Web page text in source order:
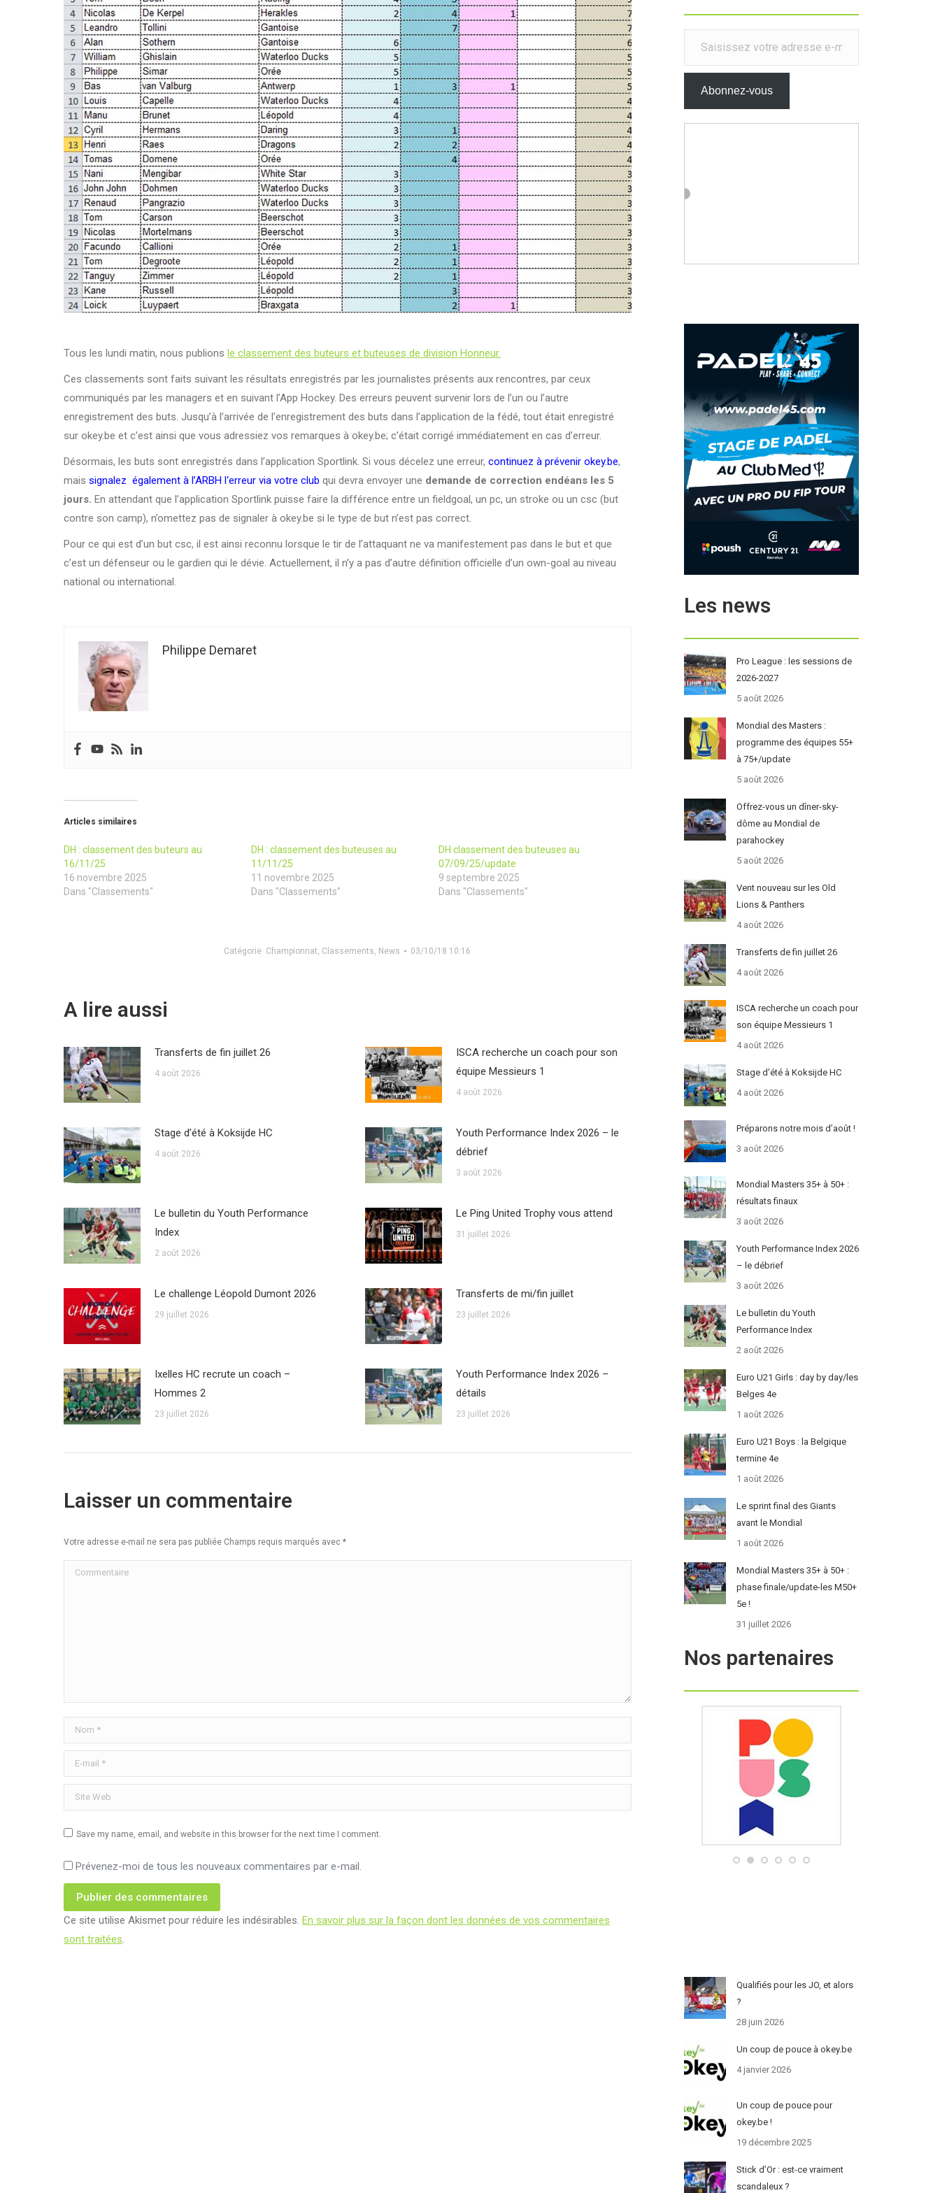
Tous les lundi matin, nous publions le classement des buteurs et buteuses de division Honneur.
Ces classements sont faits suivant les résultats enregistrés par les journalistes présents aux rencontres, par ceux
communiqués par les managers et en suivant l’App Hockey. Des erreurs peuvent survenir lors de l’un ou l’autre
enregistrement des buts. Jusqu’à l’arrivée de l’enregistrement des buts dans l’application de la fédé, tout était enregistré
sur okey.be et c’est ainsi que vous adressiez vos remarques à okey.be; c’était corrigé immédiatement en cas d’erreur.
Désormais, les buts sont enregistrés dans l’application Sportlink. Si vous décelez une erreur, continuez à prévenir okey.be,
mais signalez également à l’ARBH l‘erreur via votre club qui devra envoyer une demande de correction endéans les 5
jours. En attendant que l’application Sportlink puisse faire la différence entre un fieldgoal, un pc, un stroke ou un csc (but
contre son camp), n’omettez pas de signaler à okey.be si le type de but n’est pas correct.
Pour ce qui est d’un but csc, il est ainsi reconnu lorsque le tir de l’attaquant ne va manifestement pas dans le but et que
c’est un défenseur ou le gardien qui le dévie. Actuellement, il n’y a pas d’autre définition officielle d’un own-goal au niveau
national ou international.
Philippe Demaret
Articles similaires
DH : classement des buteurs au
16/11/25
16 novembre 2025
Dans "Classements"
DH : classement des buteuses au
11/11/25
11 novembre 2025
Dans "Classements"
DH classement des buteuses au
07/09/25/update
9 septembre 2025
Dans "Classements"
Catégorie Championnat, Classements, News 03/10/18 10:16
A lire aussi
Transferts de fin juillet 26
4 août 2026
ISCA recherche un coach pour son
équipe Messieurs 1
4 août 2026
Stage d’été à Koksijde HC
4 août 2026
Youth Performance Index 2026 – le
débrief
3 août 2026
Le bulletin du Youth Performance
Index
2 août 2026
Le Ping United Trophy vous attend
31 juillet 2026
Le challenge Léopold Dumont 2026
29 juillet 2026
Transferts de mi/fin juillet
23 juillet 2026
Ixelles HC recrute un coach –
Hommes 2
23 juillet 2026
Youth Performance Index 2026 –
détails
23 juillet 2026
Laisser un commentaire
Votre adresse e-mail ne sera pas publiée Champs requis marqués avec *
Commentaire
Nom *
E-mail *
Site Web
Save my name, email, and website in this browser for the next time I comment.
Prévenez-moi de tous les nouveaux commentaires par e-mail.
Publier des commentaires
Ce site utilise Akismet pour réduire les indésirables. En savoir plus sur la façon dont les données de vos commentaires
sont traitées.
Saisissez votre adresse e-mail…
Abonnez-vous
Les news
Pro League : les sessions de
2026-2027
5 août 2026
Mondial des Masters :
programme des équipes 55+
à 75+/update
5 août 2026
Offrez-vous un dîner-sky-
dôme au Mondial de
parahockey
5 août 2026
Vent nouveau sur les Old
Lions & Panthers
4 août 2026
Transferts de fin juillet 26
4 août 2026
ISCA recherche un coach pour
son équipe Messieurs 1
4 août 2026
Stage d’été à Koksijde HC
4 août 2026
Préparons notre mois d’août !
3 août 2026
Mondial Masters 35+ à 50+ :
résultats finaux
3 août 2026
Youth Performance Index 2026
– le débrief
3 août 2026
Le bulletin du Youth
Performance Index
2 août 2026
Euro U21 Girls : day by day/les
Belges 4e
1 août 2026
Euro U21 Boys : la Belgique
termine 4e
1 août 2026
Le sprint final des Giants
avant le Mondial
1 août 2026
Mondial Masters 35+ à 50+ :
phase finale/update-les M50+
5e !
31 juillet 2026
Nos partenaires
Qualifiés pour les JO, et alors
?
28 juin 2026
Un coup de pouce à okey.be
4 janvier 2026
Un coup de pouce pour
okey.be !
19 décembre 2025
Stick d’Or : est-ce vraiment
scandaleux ?